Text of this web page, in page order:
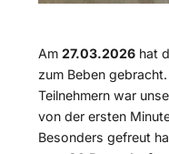
Am 27.03.2026hat
zum Beben
Teilnehmern war
von der ersten
Besonders gefreut